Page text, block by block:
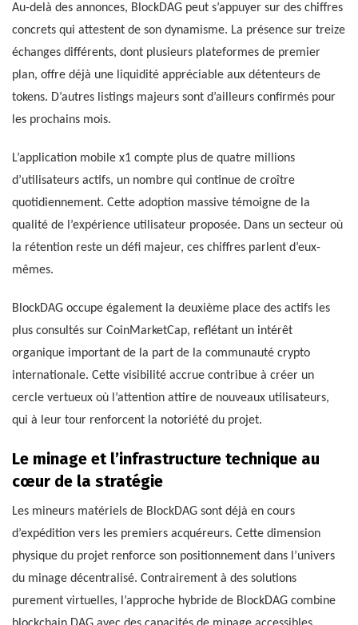
Au-delà des annonces, BlockDAG peut s’appuyer sur des chiffres
concrets qui attestent de son dynamisme. La présence sur treize
échanges différents, dont plusieurs plateformes de premier
plan, offre déjà une liquidité appréciable aux détenteurs de
tokens. D’autres listings majeurs sont d’ailleurs confirmés pour
les prochains mois.
L’application mobile x1 compte plus de quatre millions
d’utilisateurs actifs, un nombre qui continue de croître
quotidiennement. Cette adoption massive témoigne de la
qualité de l’expérience utilisateur proposée. Dans un secteur où
la rétention reste un défi majeur, ces chiffres parlent d’eux-
mêmes.
BlockDAG occupe également la deuxième place des actifs les
plus consultés sur CoinMarketCap, reflétant un intérêt
organique important de la part de la communauté crypto
internationale. Cette visibilité accrue contribue à créer un
cercle vertueux où l’attention attire de nouveaux utilisateurs,
qui à leur tour renforcent la notoriété du projet.
Le minage et l’infrastructure technique au
cœur de la stratégie
Les mineurs matériels de BlockDAG sont déjà en cours
d’expédition vers les premiers acquéreurs. Cette dimension
physique du projet renforce son positionnement dans l’univers
du minage décentralisé. Contrairement à des solutions
purement virtuelles, l’approche hybride de BlockDAG combine